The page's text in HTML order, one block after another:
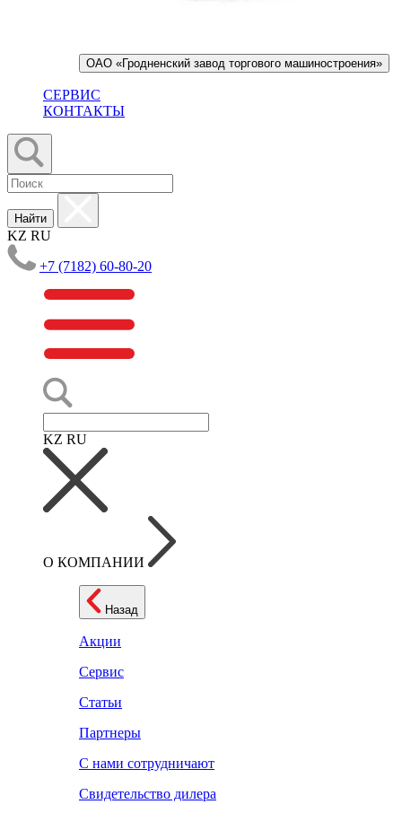
ОАО «Гродненский завод торгового машиностроения»
СЕРВИС
КОНТАКТЫ
Найти
KZ RU
+7 (7182) 60-80-20
KZ RU
О КОМПАНИИ
Назад
Акции
Сервис
Статьи
Партнеры
С нами сотрудничают
Свидетельство дилера